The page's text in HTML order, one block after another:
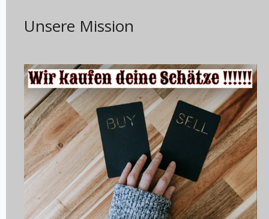
Unsere Mission